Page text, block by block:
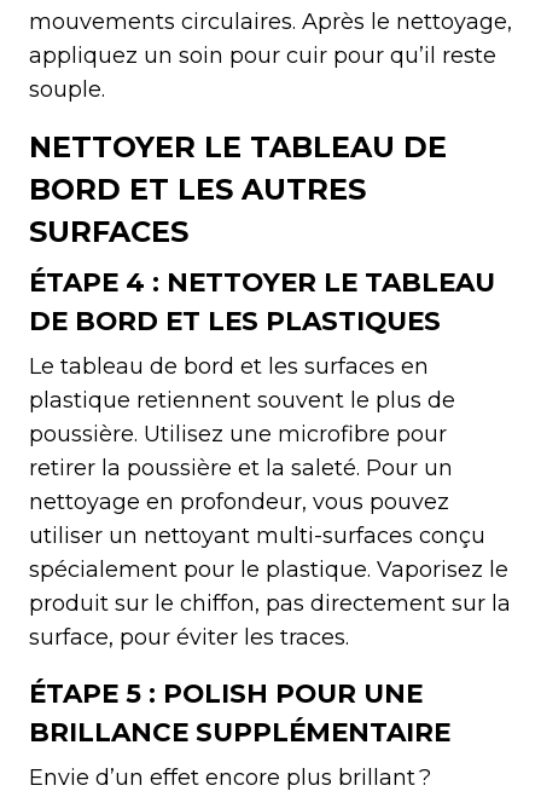
mouvements circulaires. Après le nettoyage,
appliquez un soin pour cuir pour qu’il reste
souple.
NETTOYER LE TABLEAU DE
BORD ET LES AUTRES
SURFACES
ÉTAPE 4 : NETTOYER LE TABLEAU
DE BORD ET LES PLASTIQUES
Le tableau de bord et les surfaces en
plastique retiennent souvent le plus de
poussière. Utilisez une microfibre pour
retirer la poussière et la saleté. Pour un
nettoyage en profondeur, vous pouvez
utiliser un nettoyant multi-surfaces conçu
spécialement pour le plastique. Vaporisez le
produit sur le chiffon, pas directement sur la
surface, pour éviter les traces.
ÉTAPE 5 : POLISH POUR UNE
BRILLANCE SUPPLÉMENTAIRE
Envie d’un effet encore plus brillant ?